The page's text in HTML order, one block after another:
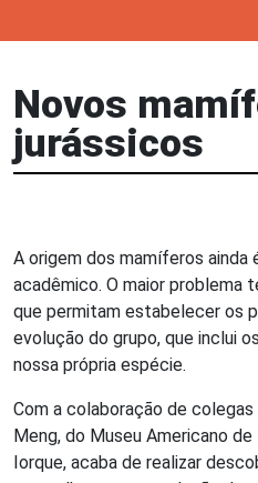
Novos
jurássicos
A origem dos mamíferos
acadêmico. O maior problema
que permitam estabelecer os
evolução do grupo, que inclui
nossa própria espécie.
Com a colaboração de
Meng, do Museu Americano
Iorque, acaba de realizar